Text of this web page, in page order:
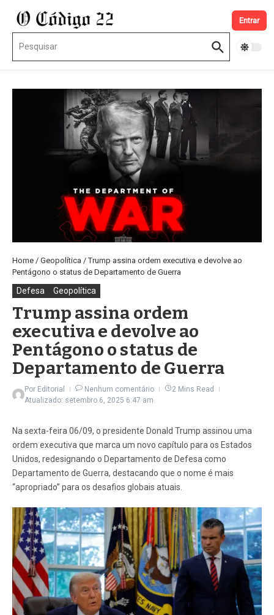
Entrar
Home / Geopolítica /Trump assina ordem executiva e devolve ao
Pentágono o status de Departamento de Guerra
Defesa Geopolítica
Trump assina ordem
executiva e devolve ao
Pentágono o status de
Departamento de Guerra
Por Editorial Nenhum comentário
2 Mins Read
Atualizado: setembro 6, 2025 6:47 am
Na sexta-feira 06/09, o presidente Donald Trump assinou uma
ordem executiva que marca um novo capítulo para os Estados
Unidos, redesignando o Departamento de Defesa como
Departamento de Guerra, destacando que o nome é mais
“apropriado” para os desafios globais atuais.